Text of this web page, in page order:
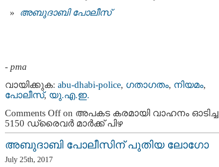
അബുദാബി പോലീസ്
- pma
വായിക്കുക: abu-dhabi-police, ഗതാഗതം, നിയമം,
പോലീസ്, യു.എ.ഇ.
Comments Offon അപകട കരമായി വാഹനം ഓടിച്ച
5150 ഡ്രൈവര്‍ മാര്‍ക്ക് പിഴ
അബുദാബി പോലീസിന് പുതിയ ലോഗോ
July 25th, 2017